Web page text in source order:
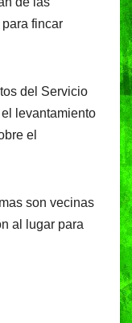
fincar
del Servicio
levantamiento
el
son vecinas
al lugar para